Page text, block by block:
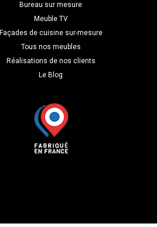
Bureau sur mesure
Meuble TV
Façades de cuisine sur-mesure
Tous nos meubles
Réalisations de nos clients
Le Blog